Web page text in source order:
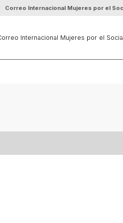
Correo Internacional Mujeres por el
Internacional Mujeres por el